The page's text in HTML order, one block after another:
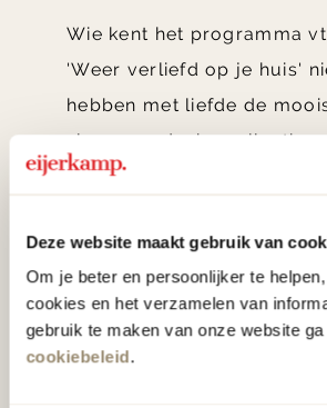
Deze website maakt gebruik van
Om je beter en persoonlijker te
cookies en het verzamelen van
gebruik te maken van onze website
cookiebeleid.
Wie kent het programma
'Weer verliefd op je huis'
hebben met liefde de
slaap- en designcollecties
samengesteld met de
in verrassende materialen
Bekijk onze
bereken je route.